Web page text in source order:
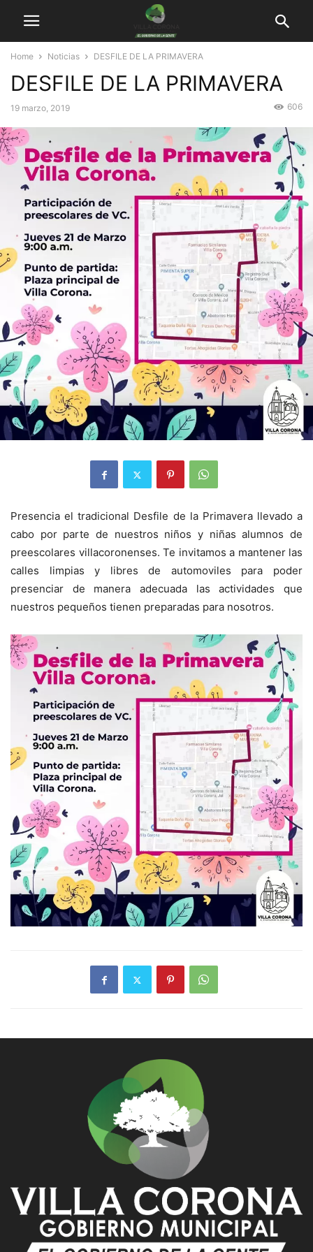
Home Noticias DESFILE DE LA PRIMAVERA
DESFILE DE LA PRIMAVERA
19 marzo, 2019 606
Presencia el tradicional Desfile de la Primavera llevado a
cabo por parte de nuestros niños y niñas alumnos de
preescolares villacoronenses. Te invitamos a mantener las
calles limpias y libres de automoviles para poder
presenciar de manera adecuada las actividades que
nuestros pequeños tienen preparadas para nosotros.